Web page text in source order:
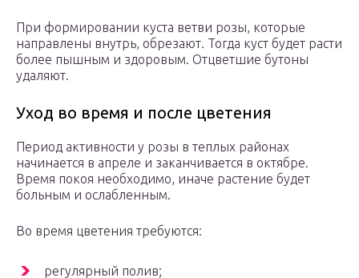
При формировании куста ветви розы, которые
направлены внутрь, обрезают. Тогда куст будет расти
более пышным и здоровым. Отцветшие бутоны
удаляют.
Уход во время и после цветения
Период активности у розы в теплых районах
начинается в апреле и заканчивается в октябре.
Время покоя необходимо, иначе растение будет
больным и ослабленным.
Во время цветения требуются:
регулярный полив;